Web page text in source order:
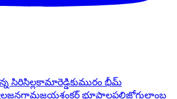
సిరిసిల్లకామారెడ్డికుమురం భీమ్
జనగామజయశంకర్ భూపాలపల్లిజోగులాంబ